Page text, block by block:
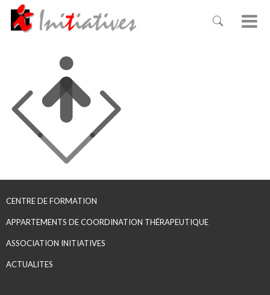
CENTRE DE FORMATION
APPARTEMENTS DE COORDINATION THÉRAPEUTIQUE
ASSOCIATION INITIATIVES
ACTUALITES